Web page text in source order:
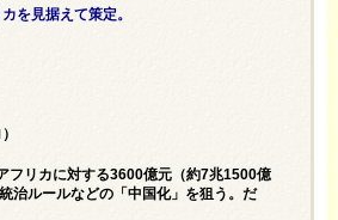
を見据えて策定。
フリカに対する3600億元（約7兆1500億
治ルールなどの「中国化」を狙う。だ